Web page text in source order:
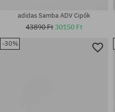
adidas Samba ADV Cipők
43890 Ft30150 Ft
-30%